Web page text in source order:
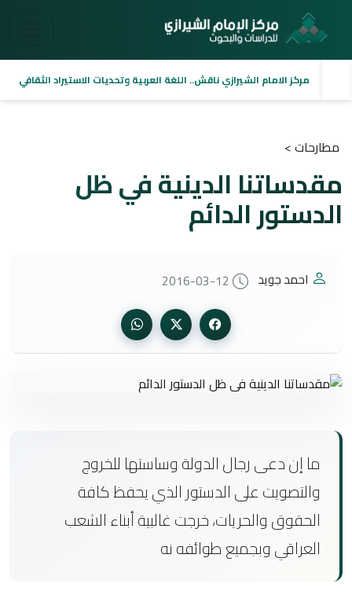
مركز الامام الشيرازي ناقش.. اللغة العربية وتحديات الاستيراد الثقافي
مطارحات >
مقدساتنا الدينية في ظل
الدستور الدائم
احمد جويد 2016-03-12
ما إن دعى رجال الدولة وساستها للخروج
والتصويت على الدستور الذي يحفظ كافة
الحقوق والحريات، خرجت غالبية أبناء الشعب
العراقي وبجميع طوائفه نه